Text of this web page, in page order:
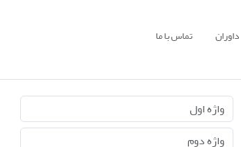
داوران تماس با ما